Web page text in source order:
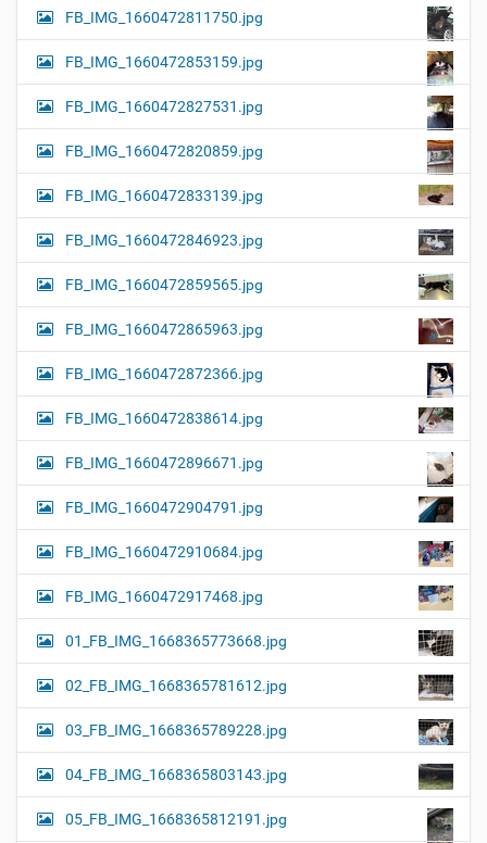
FB_IMG_1660472811750.jpg
FB_IMG_1660472853159.jpg
FB_IMG_1660472827531.jpg
FB_IMG_1660472820859.jpg
FB_IMG_1660472833139.jpg
FB_IMG_1660472846923.jpg
FB_IMG_1660472859565.jpg
FB_IMG_1660472865963.jpg
FB_IMG_1660472872366.jpg
FB_IMG_1660472838614.jpg
FB_IMG_1660472896671.jpg
FB_IMG_1660472904791.jpg
FB_IMG_1660472910684.jpg
FB_IMG_1660472917468.jpg
01_FB_IMG_1668365773668.jpg
02_FB_IMG_1668365781612.jpg
03_FB_IMG_1668365789228.jpg
04_FB_IMG_1668365803143.jpg
05_FB_IMG_1668365812191.jpg